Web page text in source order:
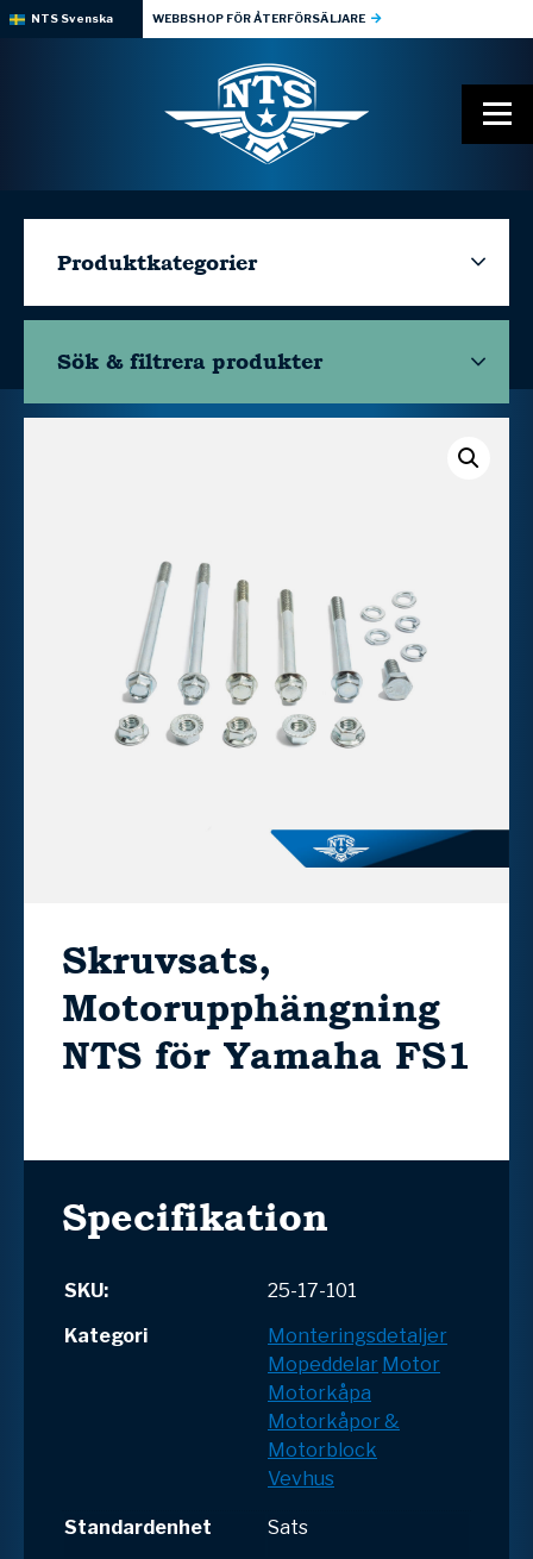
NTS Svenska WEBBSHOP FÖR ÅTERFÖRSÄLJARE
Produktkategorier
Sök & filtrera produkter
Skruvsats,
Motorupphängning
NTS för Yamaha FS1
Specifikation
SKU:
25-17-101
Kategori
Monteringsdetaljer
Mopeddelar Motor
Motorkåpa
Motorkåpor &
Motorblock
Vevhus
Standardenhet
Sats